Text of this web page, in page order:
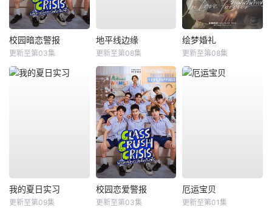
校园暗恋警报
更新至第03集
地平线边缘
更新至第08集
绘梦婚礼
更新至第08集
我的夏日实习
更新至第09集
校园恋爱警报
更新至第03集
厄运宝贝
更新至第01集